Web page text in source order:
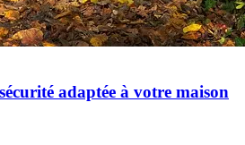
adaptée à votre maison